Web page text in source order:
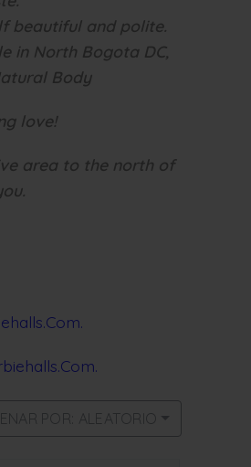
beautiful and polite.
in North Bogota DC,
Body
love!
area to the north of
lls.Com.
POR: ALEATORIO